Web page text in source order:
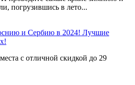
погрузившись в лето...
и Сербию в 2024! Лучшие
с отличной скидкой до 29